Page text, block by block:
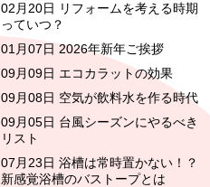
02月20日 リフォームを考える時期
っていつ？
01月07日 2026年新年ご挨拶
09月09日 エコカラットの効果
09月08日 空気が飲料水を作る時代
09月05日 台風シーズンにやるべき
リスト
07月23日 浴槽は常時置かない！？
新感覚浴槽のバストープとは